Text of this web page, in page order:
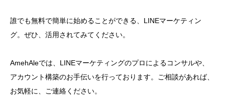
誰でも無料で簡単に始めることができる、LINEマーケティン
グ。ぜひ、活用されてみてください。
AmehAleでは、LINEマーケティングのプロによるコンサルや、
アカウント構築のお手伝いを行っております。ご相談があれば、
お気軽に、ご連絡ください。